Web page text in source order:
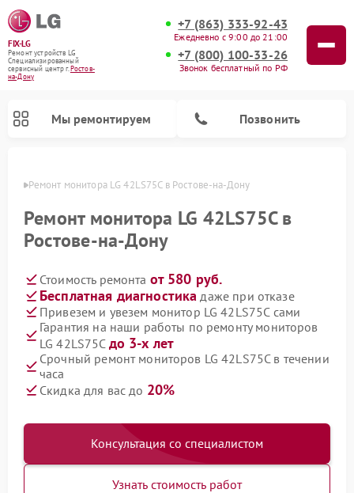
FIX-LG
Ремонт устройств LG
Специализированный
cервисный центр г.Ростов-
на-Дону
+7 (863) 333-92-43
Ежедневно с 9:00 до 21:00
+7 (800) 100-33-26
Звонок бесплатный по РФ
Мы ремонтируем Позвонить
Ремонт монитора LG 42LS75C в Ростове-на-Дону
Ремонт монитора LG 42LS75C в
Ростове-на-Дону
Стоимость ремонта от 580 руб.
Бесплатная диагностика даже при отказе
Привезем и увезем монитор LG 42LS75C сами
Гарантия на наши работы по ремонту мониторов
LG 42LS75C до 3-х лет
Срочный ремонт мониторов LG 42LS75C в течении
часа
Скидка для вас до 20%
Консультация со специалистом
Узнать стоимость работ